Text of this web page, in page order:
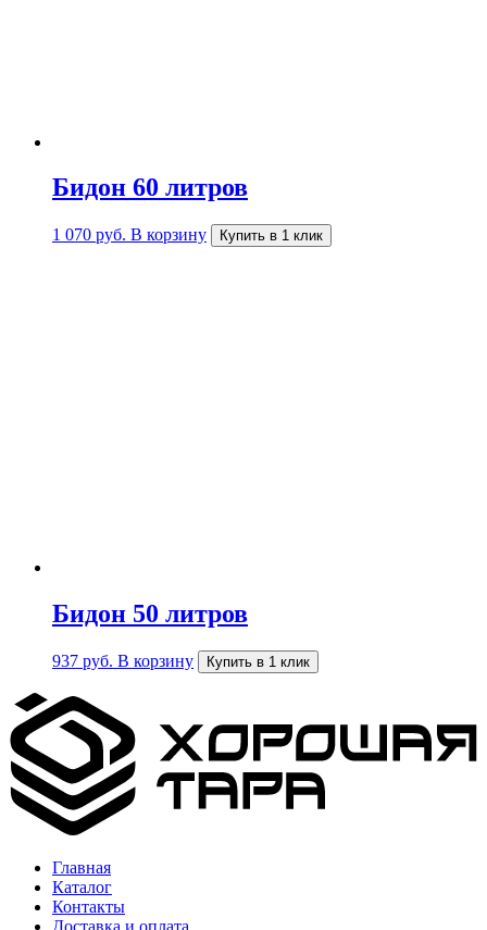
Бидон 60 литров
1 070 руб. В корзину Купить в 1 клик
Бидон 50 литров
937 руб. В корзину Купить в 1 клик
Главная
Каталог
Контакты
Доставка и оплата